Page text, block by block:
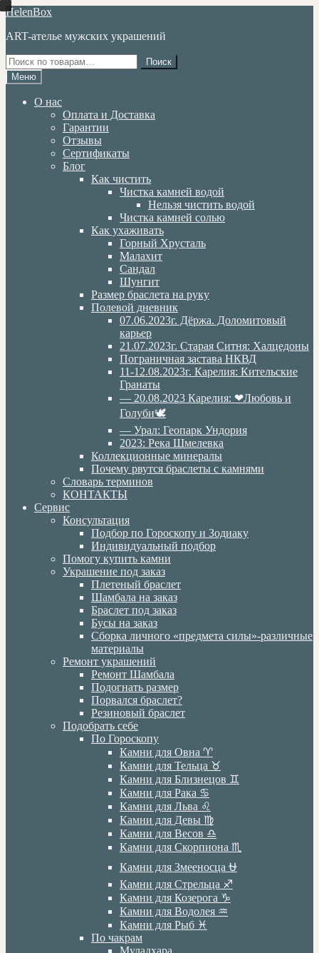
Перейти
навигации
Перейти
содержимому
HelenBox
ART-ателье мужских украшений
Искать:
Поиск
Меню
О нас
Оплата и Доставка
Гарантии
Отзывы
Сертификаты
Блог
Как чистить
Чистка камней водой
Нельзя чистить водой
Чистка камней солью
Как ухаживать
Горный Хрусталь
Малахит
Сандал
Шунгит
Размер браслета на руку
Полевой дневник
07.06.2023г. Дёржа. Доломитовый
карьер
21.07.2023г. Старая Ситня: Халцедоны
Пограничная застава НКВД
11-12.08.2023г. Карелия: Кительские
Гранаты
— 20.08.2023 Карелия: ❤Любовь и
Голуби🕊
— Урал: Геопарк Ундория
2023: Река Шмелевка
Коллекционные минералы
Почему рвутся браслеты с камнями
Словарь терминов
КОНТАКТЫ
Сервис
Консультация
Подбор по Гороскопу и Зодиаку
Индивидуальный подбор
Помогу купить камни
Украшение под заказ
Плетеный браслет
Шамбала на заказ
Браслет под заказ
Бусы на заказ
Сборка личного «предмета силы»-различные
материалы
Ремонт украшений
Ремонт Шамбала
Подогнать размер
Порвался браслет?
Резиновый браслет
Подобрать себе
По Гороскопу
Камни для Овна ♈️
Камни для Тельца ♉️
Камни для Близнецов ♊️
Камни для Рака ♋️
Камни для Льва ♌️
Камни для Девы ♍️
Камни для Весов ♎️
Камни для Скорпиона ♏️
Камни для Змееносца ⛎
Камни для Стрельца ♐️
Камни для Козерога ♑️
Камни для Водолея ♒️
Камни для Рыб ♓️
По чакрам
Муладхара